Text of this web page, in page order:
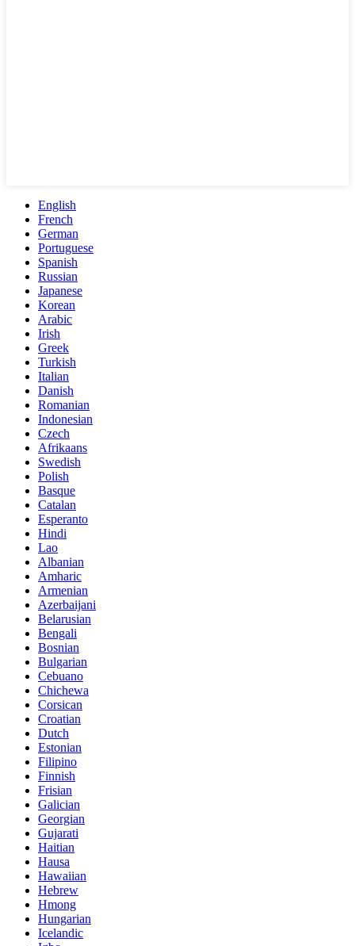
English
French
German
Portuguese
Spanish
Russian
Japanese
Korean
Arabic
Irish
Greek
Turkish
Italian
Danish
Romanian
Indonesian
Czech
Afrikaans
Swedish
Polish
Basque
Catalan
Esperanto
Hindi
Lao
Albanian
Amharic
Armenian
Azerbaijani
Belarusian
Bengali
Bosnian
Bulgarian
Cebuano
Chichewa
Corsican
Croatian
Dutch
Estonian
Filipino
Finnish
Frisian
Galician
Georgian
Gujarati
Haitian
Hausa
Hawaiian
Hebrew
Hmong
Hungarian
Icelandic